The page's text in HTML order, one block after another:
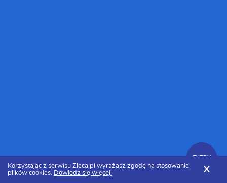
FILTRY
Korzystając z serwisu Zleca.pl wyrażasz zgodę na stosowanie
plików cookies. Dowiedz się więcej. X